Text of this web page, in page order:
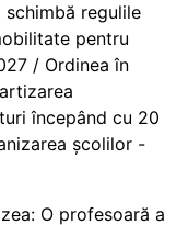
regulile
pentru
/ Ordinea în
începând cu 20
școlilor -
O profesoară a